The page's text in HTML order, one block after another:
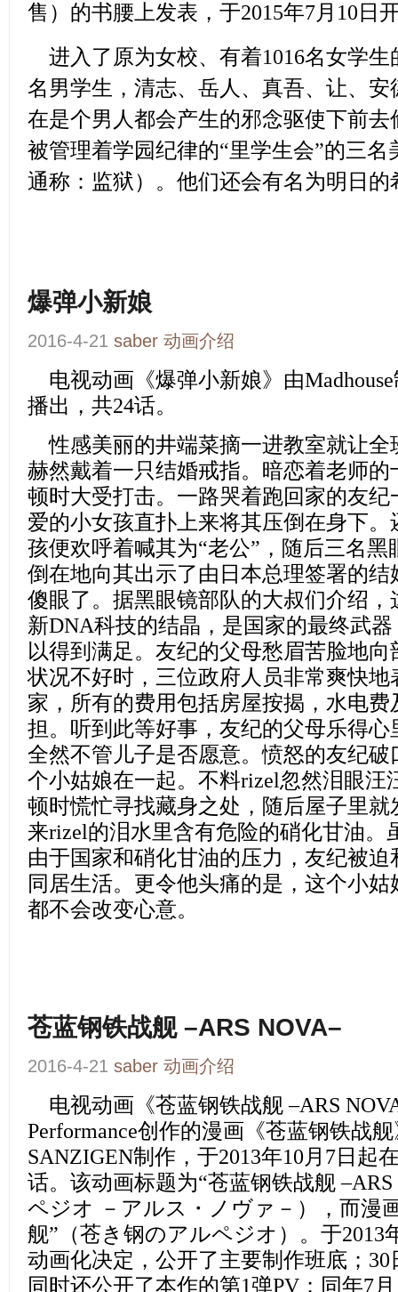
售）的书腰上发表，于2015年7月10日
进入了原为女校、有着1016名女学生
名男学生，清志、岳人、真吾、让、
在是个男人都会产生的邪念驱使下前
被管理着学园纪律的“里学生会”的三
通称：监狱）。他们还会有名为明日的
爆弹小新娘
2016-4-21 saber 动画介绍
电视动画 《爆弹小新娘》 由Madhouse
播出，共24话。
性感美丽的井端菜摘一进教室就让
赫然戴着一只结婚戒指。暗恋着老师
顿时大受打击。一路哭着跑回家的友
爱的小女孩直扑上来将其压倒在身下
孩便欢呼着喊其为“老公”，随后三名
倒在地向其出示了由日本总理签署的
傻眼了。据黑眼镜部队的大叔们介绍
新DNA科技的结晶，是国家的最终武
以得到满足。友纪的父母愁眉苦脸地
状况不好时，三位政府人员非常爽快
家，所有的费用包括房屋按揭，水电
担。听到此等好事，友纪的父母乐得
全然不管儿子是否愿意。愤怒的友纪
个小姑娘在一起。不料rizel忽然泪眼汪
顿时慌忙寻找藏身之处，随后屋子里
来rizel的泪水里含有危险的硝化甘油。
由于国家和硝化甘油的压力，友纪被
同居生活。更令他头痛的是，这个小
都不会改变心意。
苍蓝钢铁战舰 –ARS NOVA–
2016-4-21 saber 动画介绍
电视动画 《苍蓝钢铁战舰 –ARS
Performance创作的漫画《苍蓝钢铁战
SANZIGEN制作，于2013年10月7日起
话。该动画标题为“苍蓝钢铁战舰
ペジオ －アルス・ノヴァ－），而漫
舰”（苍き钢のアルペジオ）。于2013
动画化决定，公开了主要制作班底；
同时还公开了本作的第1弹PV；同年7